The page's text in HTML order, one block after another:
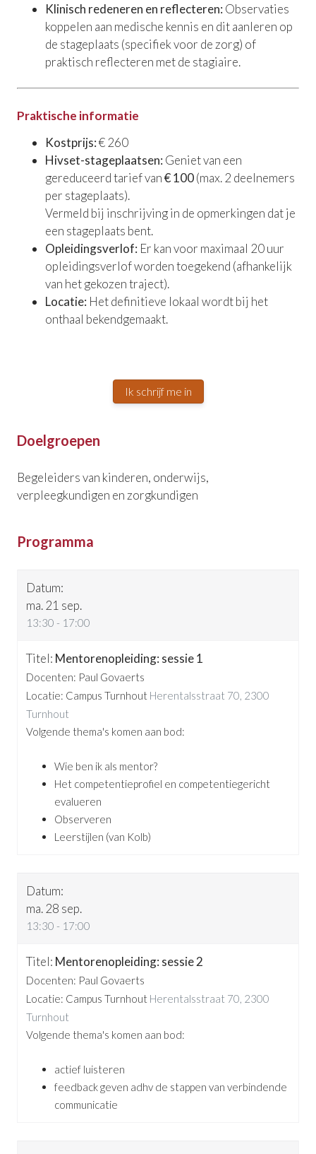
Klinisch redeneren en reflecteren: Observaties
koppelen aan medische kennis en dit aanleren op
de stageplaats (specifiek voor de zorg) of
praktisch reflecteren met de stagiaire.
Praktische informatie
Kostprijs:€ 260
Hivset-stageplaatsen: Geniet van een
gereduceerd tarief van€ 100(max. 2 deelnemers
per stageplaats).
Vermeld bij inschrijving in de opmerkingen dat je
een stageplaats bent.
Opleidingsverlof: Er kan voor maximaal 20 uur
opleidingsverlof worden toegekend (afhankelijk
van het gekozen traject).
Locatie: Het definitieve lokaal wordt bij het
onthaal bekendgemaakt.
Ik schrijf me in
Doelgroepen
Begeleiders van kinderen, onderwijs,
verpleegkundigen en zorgkundigen
Programma
Datum
ma. 21 sep.
13:30 - 17:00
Mentorenopleiding: sessie 1
Docenten: Paul Govaerts
Locatie: Campus Turnhout Herentalsstraat 70, 2300
Turnhout
Volgende thema's komen aan bod:
Wie ben ik als mentor?
Het competentieprofiel en competentiegericht
evalueren
Observeren
Leerstijlen (van Kolb)
ma. 28 sep.
13:30 - 17:00
Mentorenopleiding: sessie 2
Docenten: Paul Govaerts
Locatie: Campus Turnhout Herentalsstraat 70, 2300
Turnhout
Volgende thema's komen aan bod:
actief luisteren
feedback geven adhv de stappen van verbindende
communicatie